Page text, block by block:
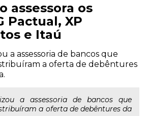
assessora os
Pactual, XP
e Itaú
a assessoria de bancos que
a oferta de debêntures
a assessoria de bancos que
a oferta de debêntures da